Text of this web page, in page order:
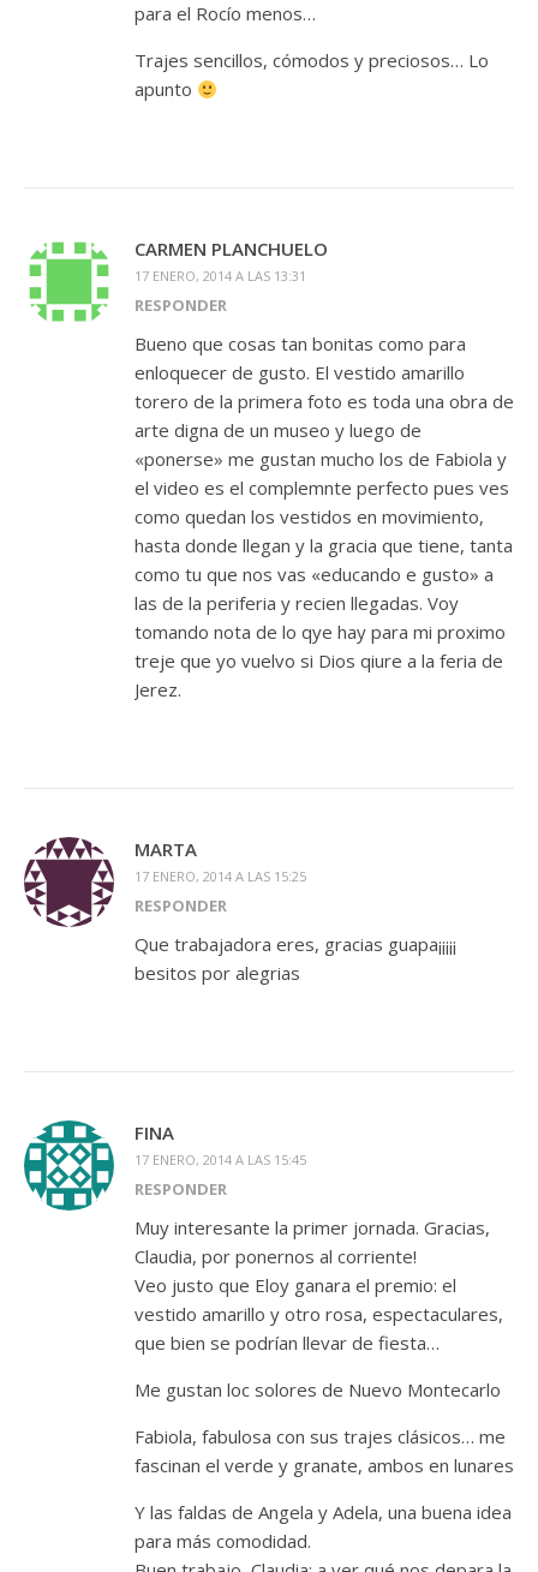
para el Rocío menos…
Trajes sencillos, cómodos y preciosos… Lo
apunto
CARMEN PLANCHUELO
17 ENERO, 2014 A LAS 13:31
RESPONDER
Bueno que cosas tan bonitas como para
enloquecer de gusto. El vestido amarillo
torero de la primera foto es toda una obra de
arte digna de un museo y luego de
«ponerse» me gustan mucho los de Fabiola y
el video es el complemnte perfecto pues ves
como quedan los vestidos en movimiento,
hasta donde llegan y la gracia que tiene, tanta
como tu que nos vas «educando e gusto» a
las de la periferia y recien llegadas. Voy
tomando nota de lo qye hay para mi proximo
treje que yo vuelvo si Dios qiure a la feria de
Jerez.
MARTA
17 ENERO, 2014 A LAS 15:25
RESPONDER
Que trabajadora eres, gracias guapa¡¡¡¡¡
besitos por alegrias
FINA
17 ENERO, 2014 A LAS 15:45
RESPONDER
Muy interesante la primer jornada. Gracias,
Claudia, por ponernos al corriente!
Veo justo que Eloy ganara el premio: el
vestido amarillo y otro rosa, espectaculares,
que bien se podrían llevar de fiesta…
Me gustan loc solores de Nuevo Montecarlo
Fabiola, fabulosa con sus trajes clásicos… me
fascinan el verde y granate, ambos en lunares
Y las faldas de Angela y Adela, una buena idea
para más comodidad.